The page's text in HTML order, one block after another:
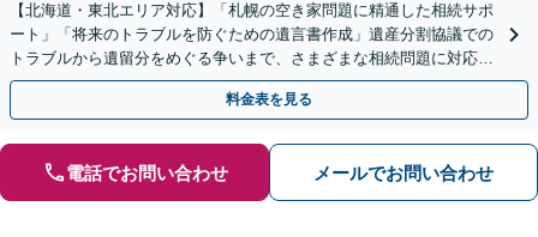
【北海道・東北エリア対応】「札幌の空き家問題に精通した相続サポ
ート」「将来のトラブルを防ぐための遺言書作成」遺産分割協議での
トラブルから遺留分をめぐる争いまで、さまざまな相続問題に対応し
ています「アクセス良好・WEB面談対応で安心の相談」
料金表を見る
電話でお問い合わせ メールでお問い合わせ